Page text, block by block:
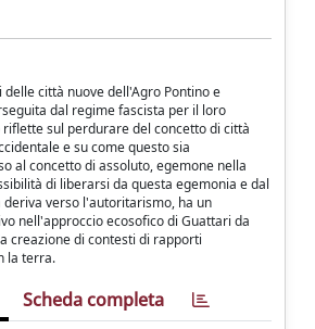
città nuove dell'Agro Pontino e
dal regime fascista per il loro
sul perdurare del concetto di città
e su come questo sia
al concetto di assoluto, egemone nella
di liberarsi da questa egemonia e dal
deriva verso l'autoritarismo, ha un
nell'approccio ecosofico di Guattari da
creazione di contesti di rapporti
la terra.
Scheda completa